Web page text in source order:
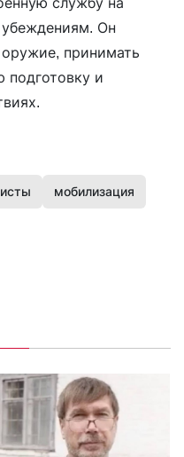
Он
принимать
подготовку и
мобилизация